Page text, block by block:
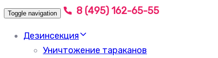
Toggle navigation 8 (495) 162-65-55
Дезинсекция
Уничтожение тараканов